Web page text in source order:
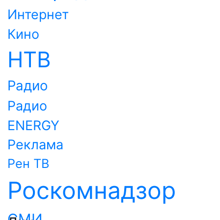
Интернет
Кино
НТВ
Радио
Радио
ENERGY
Реклама
Рен ТВ
Роскомнадзор